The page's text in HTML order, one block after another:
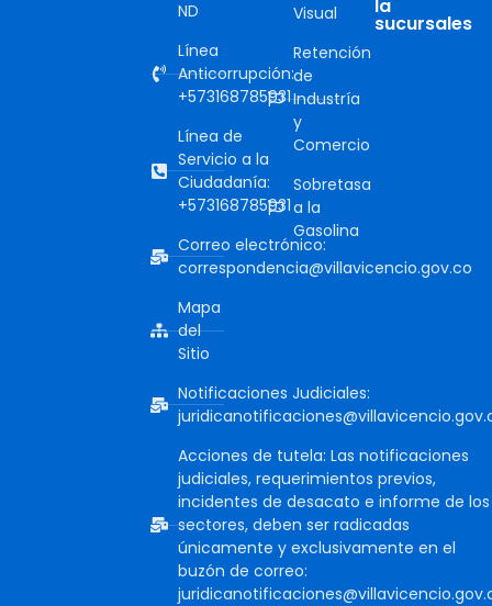
ND
Línea
Anticorrupción:
+573168785931
Línea de
Servicio a la
Ciudadanía:
+573168785931
Correo electrónico:
correspondencia@villavicencio.gov.co
Mapa
del
Sitio
Notificaciones Judiciales:
Acciones de tutela: Las notificaciones
judiciales, requerimientos previos,
incidentes de desacato e informe de los
sectores, deben ser radicadas
únicamente y exclusivamente en el
buzón de correo:
Visual
Retención
de
Industría
y
Comercio
Sobretasa
a la
Gasolina
la
sucursales